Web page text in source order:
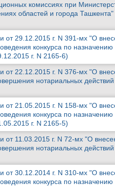
комиссиях при
областей и города
от 29.12.2015 г. N 391-мх "О
конкурса по назначению
г. N 2165-6)
от 22.12.2015 г. N 376-мх "О
нотариальных
от 21.05.2015 г. N 158-мх "О
конкурса по назначению
г. N 2165-5)
от 11.03.2015 г. N 72-мх "О
нотариальных
от 30.12.2014 г. N 310-мх "О
конкурса по назначению